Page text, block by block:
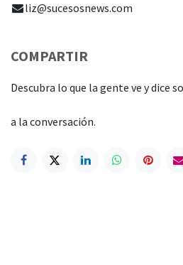
liz@sucesosnews.com
COMPARTIR
Descubra lo que la gente ve y dice
a la conversación.